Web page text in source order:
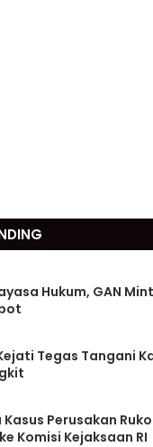
Hukum, GAN
Tegas Tangani
Perusakan
Komisi Kejaksaan RI